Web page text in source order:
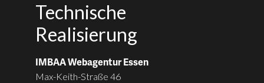
Technische
Realisierung
IMBAA Webagentur Essen
Max-Keith-Straße 46